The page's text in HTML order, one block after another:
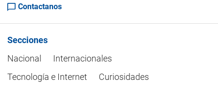
Contactanos
Secciones
Nacional
Internacionales
Tecnología e Internet
Curiosidades